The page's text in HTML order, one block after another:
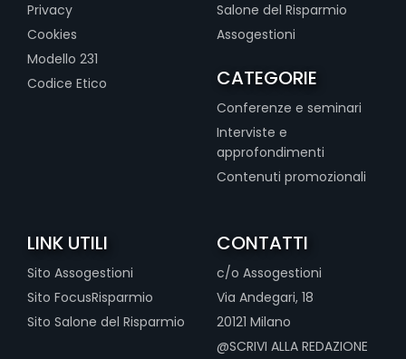
Privacy
Cookies
Modello 231
Codice Etico
Salone del Risparmio
Assogestioni
CATEGORIE
Conferenze e seminari
Interviste e
approfondimenti
Contenuti promozionali
LINK UTILI
Sito Assogestioni
Sito FocusRisparmio
Sito Salone del Risparmio
CONTATTI
c/o Assogestioni
Via Andegari, 18
20121 Milano
@SCRIVI ALLA REDAZIONE